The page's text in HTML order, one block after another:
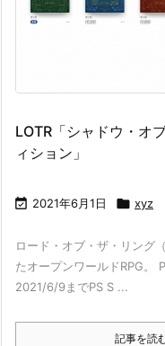
LOTR「シャドウ・オ
ィション」
 2021年6月1日  xyz
ロード・オブ・ザ・リング
たオープンワールドRPG。
2021/6/9までPS S ...
記事を読